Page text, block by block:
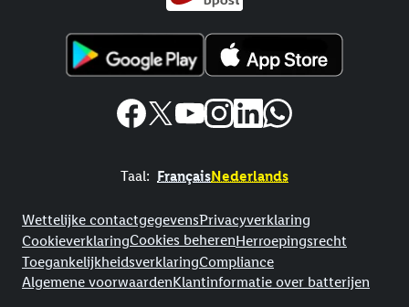
Taal: FrançaisNederlands
Wettelijke contactgegevensPrivacyverklaring
CookieverklaringCookies beherenHerroepingsrecht
ToegankelijkheidsverklaringCompliance
Algemene voorwaardenKlantinformatie over batterijen